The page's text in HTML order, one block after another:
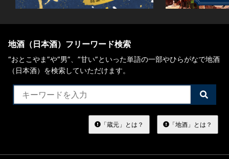
地酒（日本酒）フリーワード検索
“おとこやま”や“男”、”甘い”といった単語の一部やひらがなで地酒
（日本酒）を検索していただけます。
検
索
る
「蔵元」とは？ 「地酒」とは？